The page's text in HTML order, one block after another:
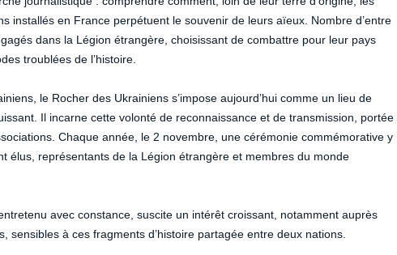
installés en France perpétuent le souvenir de leurs aïeux. Nombre d’entre
dans la Légion étrangère, choisissant de combattre pour leur pays
troublées de l’histoire.
le Rocher des Ukrainiens s’impose aujourd’hui comme un lieu de
Il incarne cette volonté de reconnaissance et de transmission, portée
Chaque année, le 2 novembre, une cérémonie commémorative y
élus, représentants de la Légion étrangère et membres du monde
avec constance, suscite un intérêt croissant, notamment auprès
sensibles à ces fragments d’histoire partagée entre deux nations.